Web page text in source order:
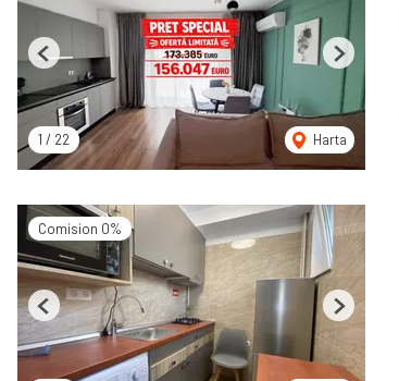
1 / 22 Harta
Previous Next
Comision 0%
Previous Next